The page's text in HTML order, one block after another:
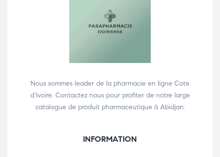
Nous sommes leader de la pharmacie en ligne Cote
d’Ivoire. Contactez nous pour profiter de notre large
catalogue de produit pharmaceutique à Abidjan.
INFORMATION